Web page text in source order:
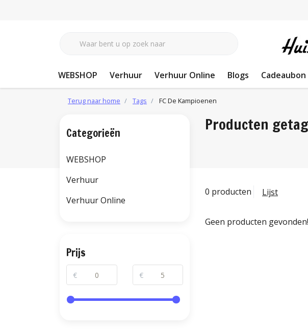
WEBSHOP Verhuur Verhuur Online Blogs Cadeaubon
Terug naar home Tags FC De Kampioenen
Producten
0 producten Lijst
Geen producten gevonden!
Categorieën
WEBSHOP
Verhuur
Verhuur Online
Prijs
€ €